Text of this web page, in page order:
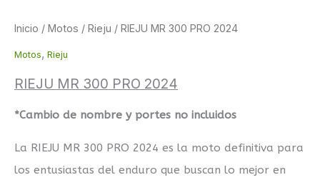
Inicio / Motos / Rieju / RIEJU MR 300 PRO 2024
Motos, Rieju
RIEJU MR 300 PRO 2024
*Cambio de nombre y portes no incluidos
La RIEJU MR 300 PRO 2024 es la moto definitiva para
los entusiastas del enduro que buscan lo mejor en